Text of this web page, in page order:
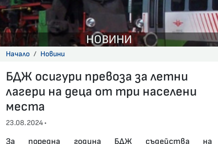
НОВИНИ
Начало Новини
БДЖ осигури превоза за летни
лагери на деца от три населени
места
23.08.2024 •
За поредна година БДЖ съдейства на